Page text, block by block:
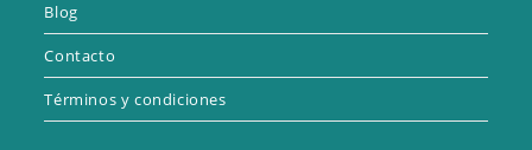
Blog
Contacto
Términos y condiciones